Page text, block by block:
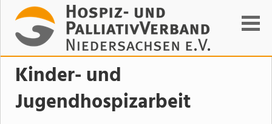
Suchen
Kinder- und
Jugendhospizarbeit